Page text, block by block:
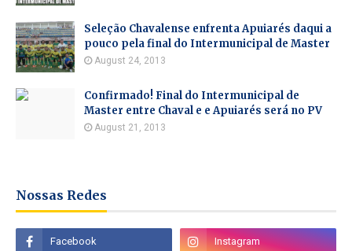
Seleção Chavalense enfrenta Apuiarés daqui a
pouco pela final do Intermunicipal de Master
August 24, 2013
Confirmado! Final do Intermunicipal de
Master entre Chaval e e Apuiarés será no PV
August 21, 2013
Nossas Redes